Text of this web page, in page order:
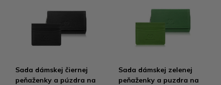
Sada dámskej čiernej
peňaženky a púzdra na
Sada dámskej zelenej
peňaženky a puzdra na